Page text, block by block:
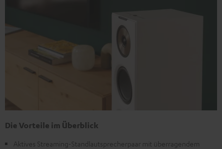
Die Vorteile im Überblick
Aktives Streaming-Standlautsprecherpaar mit überragendem